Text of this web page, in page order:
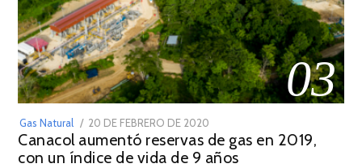
03
Gas Natural
POSTED
ON
20 DE FEBRERO DE 2020
DE
JULIO
Canacol aumentó reservas de gas en 2019,
con un índice de vida de 9 años